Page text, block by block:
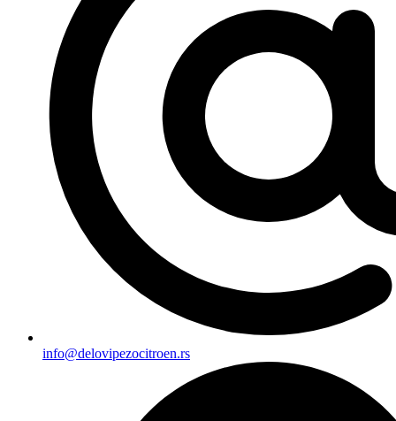
info@delovipezocitroen.rs